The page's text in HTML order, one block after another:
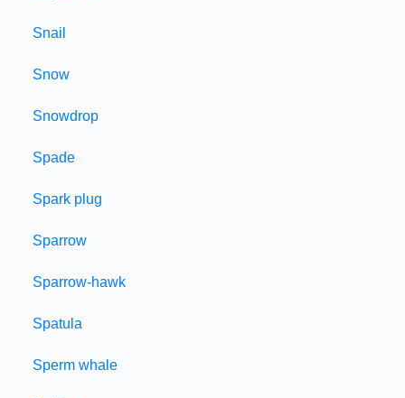
Snail
Snow
Snowdrop
Spade
Spark plug
Sparrow
Sparrow-hawk
Spatula
Sperm whale